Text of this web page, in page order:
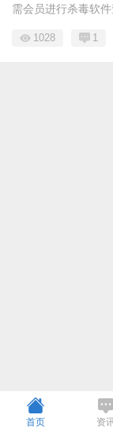
需会员进行杀毒软件
1028 1
首页 资